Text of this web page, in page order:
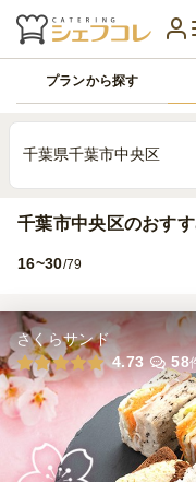
プランから探す
千葉県千葉市中央区
千葉市中央区のおす
16~30/79
さくらサンド
4.73
58